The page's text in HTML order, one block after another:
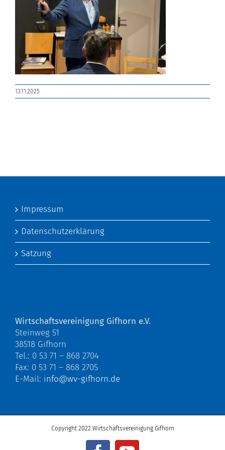
13.11.2025
Impressum
Datenschutzerklärung
Satzung
Wirtschaftsvereinigung Gifhorn e.V.
Steinweg 51
38518 Gifhorn
Tel.: 0 53 71 – 868 2704
Fax: 0 53 71 – 868 2705
E-Mail: info@wv-gifhorn.de
Copyright 2022 Wirtschaftsvereinigung Gifhorn